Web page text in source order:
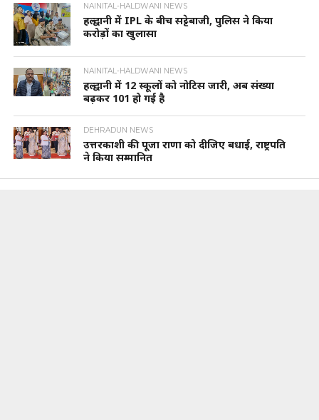
NAINITAL-HALDWANI NEWS
हल्द्वानी में IPL के बीच सट्टेबाजी, पुलिस ने किया
करोड़ों का खुलासा
NAINITAL-HALDWANI NEWS
हल्द्वानी में 12 स्कूलों को नोटिस जारी, अब संख्या
बढ़कर 101 हो गई है
DEHRADUN NEWS
उत्तरकाशी की पूजा राणा को दीजिए बधाई, राष्ट्रपति
ने किया सम्मानित